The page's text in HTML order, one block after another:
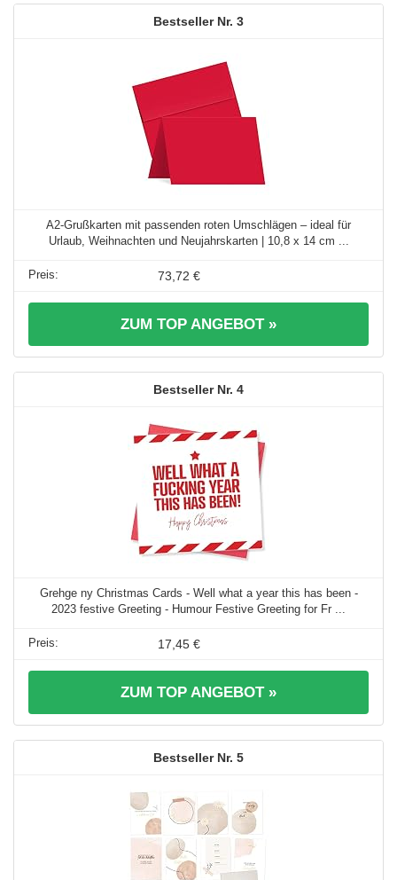
3
A2-Grußkarten mit passenden roten Umschlägen – ideal für
Urlaub, Weihnachten und Neujahrskarten | 10,8 x 14 cm ...
73,72 €
ZUM TOP ANGEBOT »
4
Grehge ny Christmas Cards - Well what a year this has been -
2023 festive Greeting - Humour Festive Greeting for Fr ...
17,45 €
ZUM TOP ANGEBOT »
5